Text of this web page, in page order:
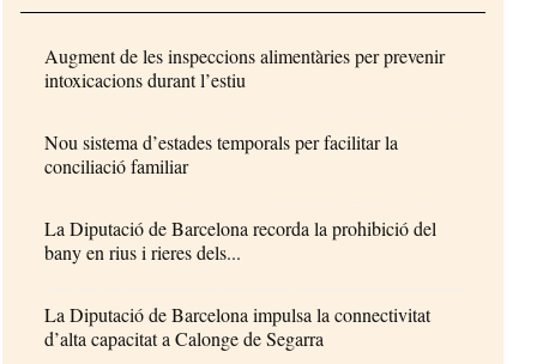
Augment de les inspeccions alimentàries per prevenir
intoxicacions durant l’estiu
Nou sistema d’estades temporals per facilitar la
conciliació familiar
La Diputació de Barcelona recorda la prohibició del
bany en rius i rieres dels...
La Diputació de Barcelona impulsa la connectivitat
d’alta capacitat a Calonge de Segarra